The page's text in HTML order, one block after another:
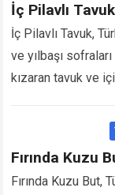
İç Pilavlı Tavuk
İç Pilavlı Tavuk,
ve yılbaşı
kızaran tavuk ve
Fırında Kuzu
Fırında Kuzu But,